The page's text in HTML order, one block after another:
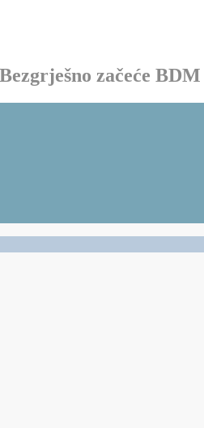
začeće BDM